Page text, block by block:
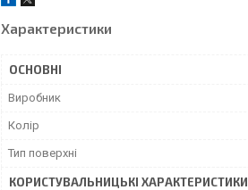
Характеристики
ОСНОВНІ
Виробник
Колір
Тип поверхні
КОРИСТУВАЛЬНИЦЬКІ ХАРАКТЕРИСТИКИ